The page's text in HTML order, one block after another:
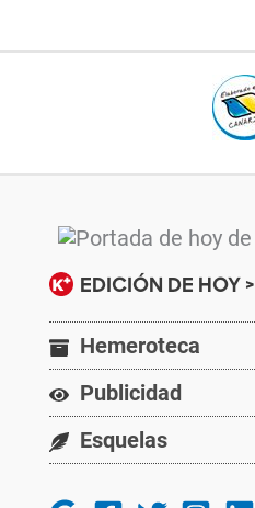
EDICIÓN DE HOY >
Hemeroteca
Publicidad
Esquelas